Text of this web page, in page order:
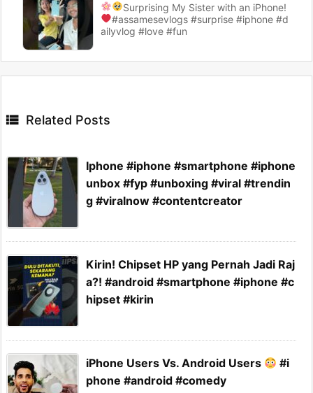
Surprising My Sister with an iPhone!
#assamesevlogs #surprise #iphone #d
ailyvlog #love #fun
 Related Posts
Iphone #iphone #smartphone #iphone
unbox #fyp #unboxing #viral #trendin
g #viralnow #contentcreator
Kirin! Chipset HP yang Pernah Jadi Raj
a?! #android #smartphone #iphone #c
hipset #kirin
iPhone Users Vs. Android Users
#i
phone #android #comedy